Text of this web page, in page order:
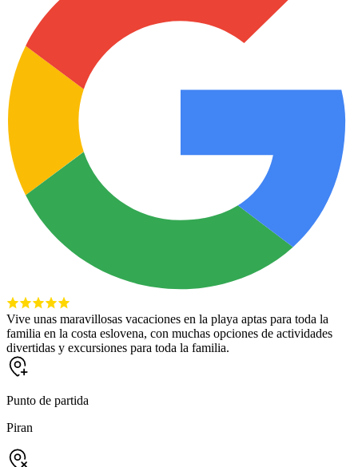
Vive unas maravillosas vacaciones en la playa aptas para toda la
familia en la costa eslovena, con muchas opciones de actividades
divertidas y excursiones para toda la familia.
Punto de partida
Piran